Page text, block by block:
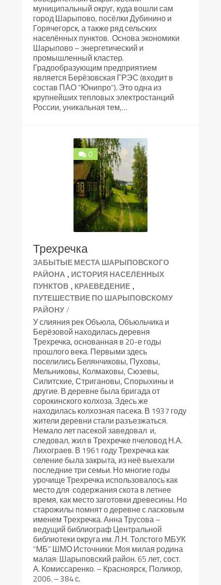
муниципальный округ, куда вошли сам
город Шарыпово, посёлки Дубинино и
Горячегорск, а также ряд сельских
населённых пунктов. Основа экономики
Шарыпово – энергетический и
промышленный кластер.
Градообразующим предприятием
является Берёзовская ГРЭС (входит в
состав ПАО “Юнипро”). Это одна из
крупнейших тепловых электростанций
России, уникальная тем,…
0
Трехречка
ЗАБЫТЫЕ МЕСТА ШАРЫПОВСКОГО
РАЙОНА , ИСТОРИЯ НАСЕЛЕННЫХ
ПУНКТОВ , КРАЕВЕДЕНИЕ ,
ПУТЕШЕСТВИЕ ПО ШАРЫПОВСКОМУ
РАЙОНУ/
У слияния рек Объюла, Объюльчика и
Берёзовой находилась деревня
Трехречка, основанная в 20-е годы
прошлого века. Первыми здесь
поселились Белянчиковы, Пуховы,
Мельниковы, Колмаковы, Сюзевы,
Силитские, Стригановы, Спорыхины и
другие. В деревне была бригада от
сорокинского колхоза. Здесь же
находилась колхозная пасека. В 1937 году
жители деревни стали разъезжаться.
Немало лет пасекой заведовал и,
следовал, жил в Трехречке пчеловод Н.А.
Лихограев. В 1961 году Трехречка как
селение была закрыта, из неё выехали
последние три семьи. Но многие годы
урочище Трехречка использовалось как
место для содержания скота в летнее
время, как место заготовки древесины. Но
старожилы помнят о деревне с ласковым
именем Трехречка. Анна Трусова –
ведущий библиограф Центральной
библиотеки округа им. Л.Н. Толстого МБУК
“МБ” ШМО Источники: Моя милая родина
малая: Шарыповский район. 65 лет, сост.
А. Комиссаренко. – Красноярск, Поликор,
2006. – 384 с.